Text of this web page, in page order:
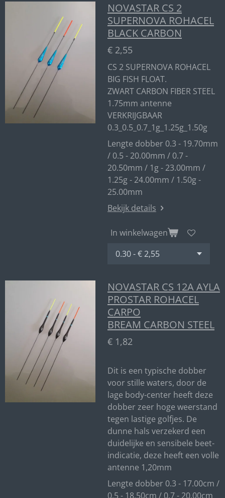
NOVASTAR CS 2
SUPERNOVA ROHACEL
BLACK CARBON
€ 2,55
CS 2 SUPERNOVA ROHACEL
BIG FISH FLOAT.
ZWART CARBON FIBER STEEL
1.75mm antenne
VERKRIJGBAAR
0.3_0.5_0.7_1g_1.25g_1.50g
Lengte dobber 0.3 - 19.70mm
/ 0.5 - 20.00mm / 0.7 -
20.50mm / 1g - 23.00mm /
1.25g - 24.00mm / 1.50g -
25.00mm
Bekijk details
In winkelwagen
NOVASTAR CS 12A AYLA
PROSTAR ROHACEL
CARPO
BREAM CARBON STEEL
€ 1,82
Dit is een typische dobber
voor stille waters, door de
lage body-center heeft deze
dobber zeer hoge weerstand
tegen lastige golfjes. De
dunne hals verzekerd een
duidelijke en sensibele beet-
indicatie, deze heeft een volle
antenne 1,20mm
Lengte dobber 0.3 - 17.00cm /
0.5 - 18.50cm / 0.7 - 20.00cm